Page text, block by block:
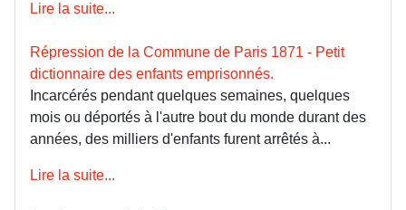
Lire la suite...
Répression de la Commune de Paris 1871 - Petit
dictionnaire des enfants emprisonnés.
Incarcérés pendant quelques semaines, quelques
mois ou déportés à l'autre bout du monde durant des
années, des milliers d'enfants furent arrêtés à...
Lire la suite...